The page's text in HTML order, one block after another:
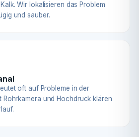
Wir lokalisieren das Problem
und sauber.
oft auf Probleme in der
Rohrkamera und Hochdruck klären